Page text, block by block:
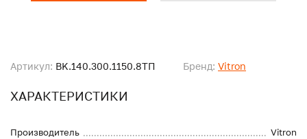
Артикул: BK.140.300.1150.8ТП Бренд: Vitron
ХАРАКТЕРИСТИКИ
Производитель
Vitron